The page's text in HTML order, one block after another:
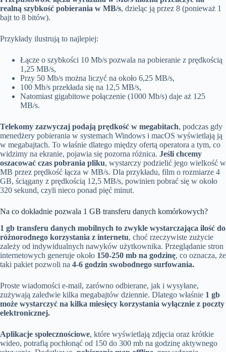
realną szybkość pobierania w MB/s, dzieląc ją przez 8 (ponieważ 1
bajt to 8 bitów).
Przykłady ilustrują to najlepiej:
Łącze o szybkości 10 Mb/s pozwala na pobieranie z prędkością
1,25 MB/s,
Przy 50 Mb/s można liczyć na około 6,25 MB/s,
100 Mb/s przekłada się na 12,5 MB/s,
Natomiast gigabitowe połączenie (1000 Mb/s) daje aż 125
MB/s.
Telekomy zazwyczaj podają prędkość w megabitach, podczas gdy
menedżery pobierania w systemach Windows i macOS wyświetlają ją
w megabajtach. To właśnie dlatego między ofertą operatora a tym, co
widzimy na ekranie, pojawia się pozorna różnica. Jeśli chcemy
oszacować czas pobrania pliku, wystarczy podzielić jego wielkość w
MB przez prędkość łącza w MB/s. Dla przykładu, film o rozmiarze 4
GB, ściągany z prędkością 12,5 MB/s, powinien pobrać się w około
320 sekund, czyli nieco ponad pięć minut.
Na co dokładnie pozwala 1 GB transferu danych komórkowych?
1 gb transferu danych mobilnych to zwykle wystarczająca ilość do
różnorodnego korzystania z internetu, choć rzeczywiste zużycie
zależy od indywidualnych nawyków użytkownika. Przeglądanie stron
internetowych generuje około 150-250 mb na godzinę, co oznacza, że
taki pakiet pozwoli na 4-6 godzin swobodnego surfowania.
Proste wiadomości e-mail, zarówno odbierane, jak i wysyłane,
zużywają zaledwie kilka megabajtów dziennie. Dlatego właśnie 1 gb
może wystarczyć na kilka miesięcy korzystania wyłącznie z poczty
elektronicznej.
Aplikacje społecznościowe, które wyświetlają zdjęcia oraz krótkie
wideo, potrafią pochłonąć od 150 do 300 mb na godzinę aktywnego